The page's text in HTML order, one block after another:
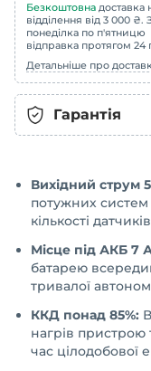
Безкоштовна доставка
відділення від 3 000 ₴.
понеділка по п'ятницю
відправка протягом 24
Детальніше про
Гарантія
Вихідний струм
потужних
кількості
Місце під АКБ 7
батарею
тривалої
ККД понад 85%:
нагрів пристрою
час цілодобової